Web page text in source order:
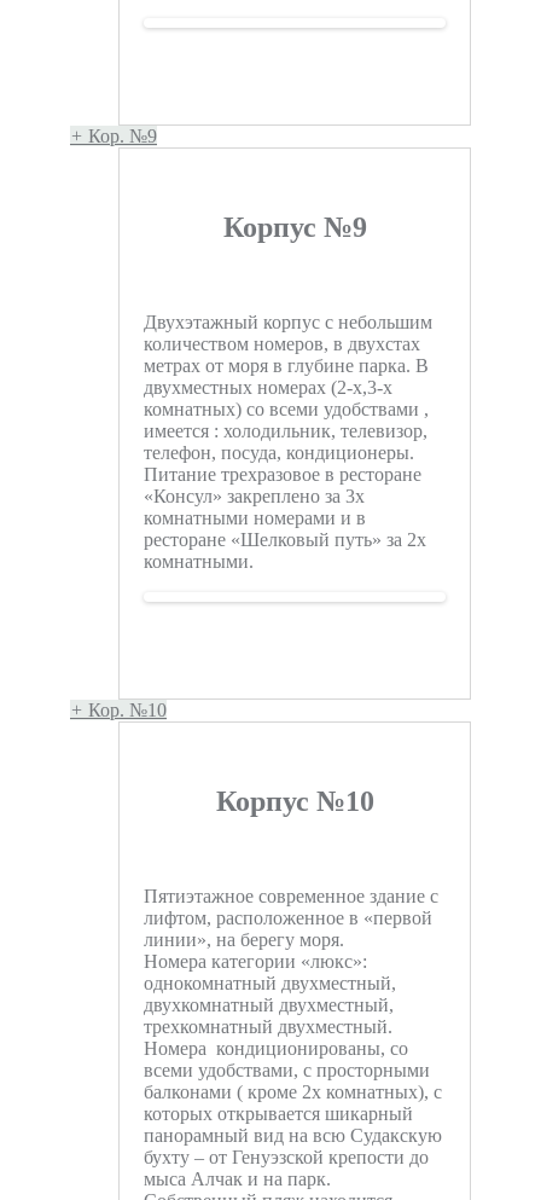
+ Кор. №9
Корпус №9
Двухэтажный корпус с небольшим
количеством номеров, в двухстах
метрах от моря в глубине парка. В
двухместных номерах (2-х,3-х
комнатных) со всеми удобствами ,
имеется : холодильник, телевизор,
телефон, посуда, кондиционеры.
Питание трехразовое в ресторане
«Консул» закреплено за 3х
комнатными номерами и в
ресторане «Шелковый путь» за 2х
комнатными.
+ Кор. №10
Корпус №10
Пятиэтажное современное здание с
лифтом, расположенное в «первой
линии», на берегу моря.
Номера категории «люкс»:
однокомнатный двухместный,
двухкомнатный двухместный,
трехкомнатный двухместный.
Номера кондиционированы, со
всеми удобствами, с просторными
балконами ( кроме 2х комнатных), с
которых открывается шикарный
панорамный вид на всю Судакскую
бухту – от Генуэзской крепости до
мыса Алчак и на парк.